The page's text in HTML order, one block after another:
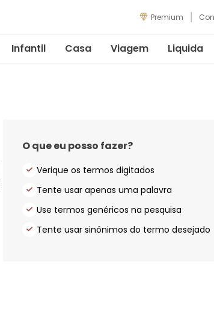
Premium
Infantil Casa Viagem Liquida
O que eu posso fazer?
Verique os termos digitados
Tente usar apenas uma palavra
Use termos genéricos na pesquisa
Tente usar sinônimos do termo desejado